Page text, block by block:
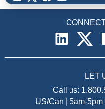
LET
Call us:
US/Can | 5am-5pm